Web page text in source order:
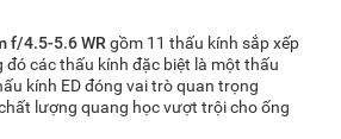
f/4.5-5.6 WR gồm 11 thấu kính sắp xếp
đó các thấu kính đặc biệt là một thấu
kính ED đóng vai trò quan trọng
lượng quang học vượt trội cho ống